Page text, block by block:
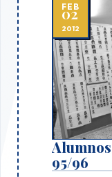
FEB
02
2012
95/96